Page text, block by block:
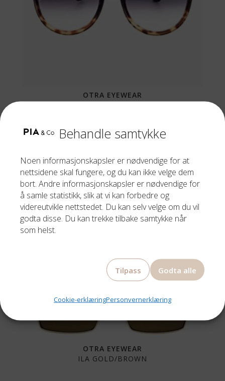
Behandle samtykke
Noen informasjonskapsler er nødvendige for at
nettsidene skal fungere, og du kan ikke velge dem
bort. Andre informasjonskapsler er nødvendige for
å samle statistikk, slik at vi kan forbedre og
videreutvikle nettstedet. Du kan selv velge om du vil
godta disse. Du kan trekke tilbake samtykke når
som helst.
Godta alle
Tilpass
Cookie-erklæringPersonvernerklæring
OTRA EYEWEAR
829,00kr
OTRA EYEWEAR
ILA GOLD/BROWN